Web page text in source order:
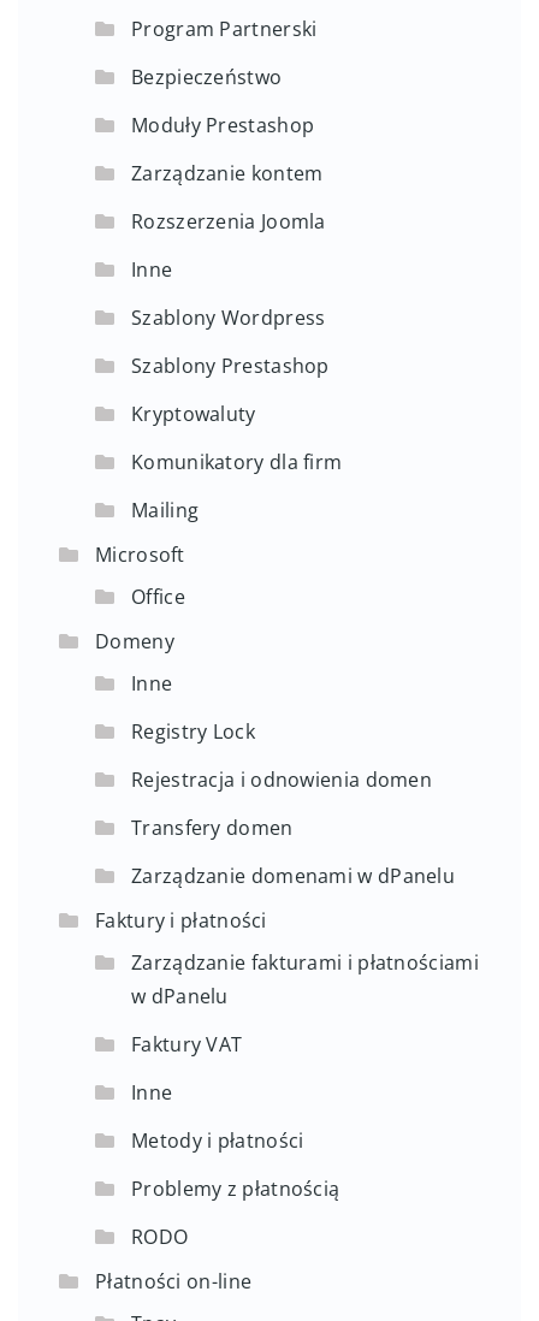
Program Partnerski
Bezpieczeństwo
Moduły Prestashop
Zarządzanie kontem
Rozszerzenia Joomla
Inne
Szablony Wordpress
Szablony Prestashop
Kryptowaluty
Komunikatory dla firm
Mailing
Microsoft
Office
Domeny
Inne
Registry Lock
Rejestracja i odnowienia domen
Transfery domen
Zarządzanie domenami w dPanelu
Faktury i płatności
Zarządzanie fakturami i płatnościami
w dPanelu
Faktury VAT
Inne
Metody i płatności
Problemy z płatnością
RODO
Płatności on-line